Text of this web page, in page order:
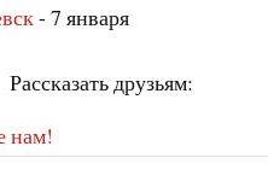
- 7 января
Рассказать друзьям:
нам!